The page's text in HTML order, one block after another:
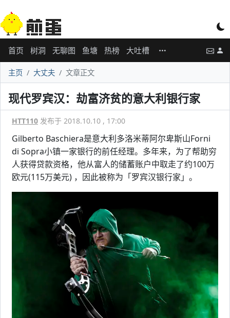
首页 树洞 无聊图 鱼塘 热榜 大吐槽
主页 大丈夫 文章正文
现代罗宾汉：劫富济贫的意大利银行家
HTT110 发布于 2018.10.10 , 17:00
Gilberto Baschiera是意大利多洛米蒂阿尔卑斯山Forni
di Sopra小镇一家银行的前任经理。多年来，为了帮助穷
人获得贷款资格，他从富人的储蓄账户中取走了约100万
欧元(115万美元) ，因此被称为「罗宾汉银行家」。